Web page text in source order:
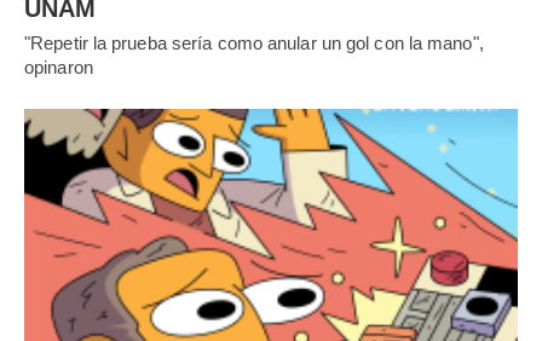
UNAM
"Repetir la prueba sería como anular un gol con la mano",
opinaron